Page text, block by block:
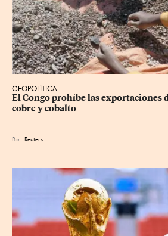
GEOPOLÍTICA
El Congo prohíbe las exportaciones
cobre y cobalto
Por Reuters